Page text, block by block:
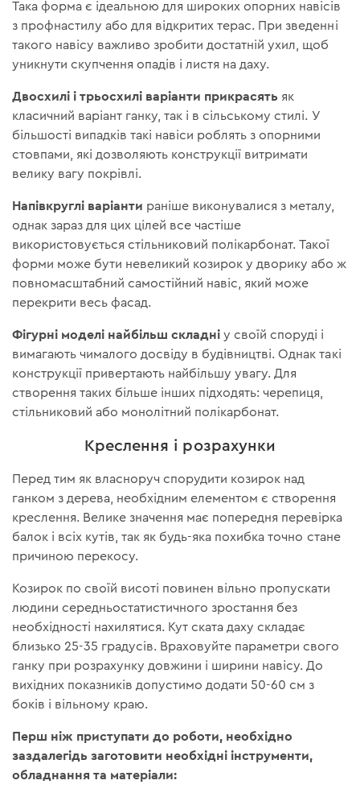
Така форма є ідеальною для широких опорних навісів
з профнастилу або для відкритих терас. При зведенні
такого навісу важливо зробити достатній ухил, щоб
уникнути скупчення опадів і листя на даху.
Двосхилі і трьосхилі варіанти прикрасять як
класичний варіант ганку, так і в сільському стилі. У
більшості випадків такі навіси роблять з опорними
стовпами, які дозволяють конструкції витримати
велику вагу покрівлі.
Напівкруглі варіанти раніше виконувалися з металу,
однак зараз для цих цілей все частіше
використовується стільниковий полікарбонат. Такої
форми може бути невеликий козирок у дворику або ж
повномасштабний самостійний навіс, який може
перекрити весь фасад.
Фігурні моделі найбільш складні у своїй споруді і
вимагають чималого досвіду в будівництві. Однак такі
конструкції привертають найбільшу увагу. Для
створення таких більше інших підходять: черепиця,
стільниковий або монолітний полікарбонат.
Креслення і розрахунки
Перед тим як власноруч спорудити козирок над
ганком з дерева, необхідним елементом є створення
креслення. Велике значення має попередня перевірка
балок і всіх кутів, так як будь-яка похибка точно стане
причиною перекосу.
Козирок по своїй висоті повинен вільно пропускати
людини середньостатистичного зростання без
необхідності нахилятися. Кут ската даху складає
близько 25-35 градусів. Враховуйте параметри свого
ганку при розрахунку довжини і ширини навісу. До
вихідних показників допустимо додати 50-60 см з
боків і вільному краю.
Перш ніж приступати до роботи, необхідно
заздалегідь заготовити необхідні інструменти,
обладнання та матеріали: